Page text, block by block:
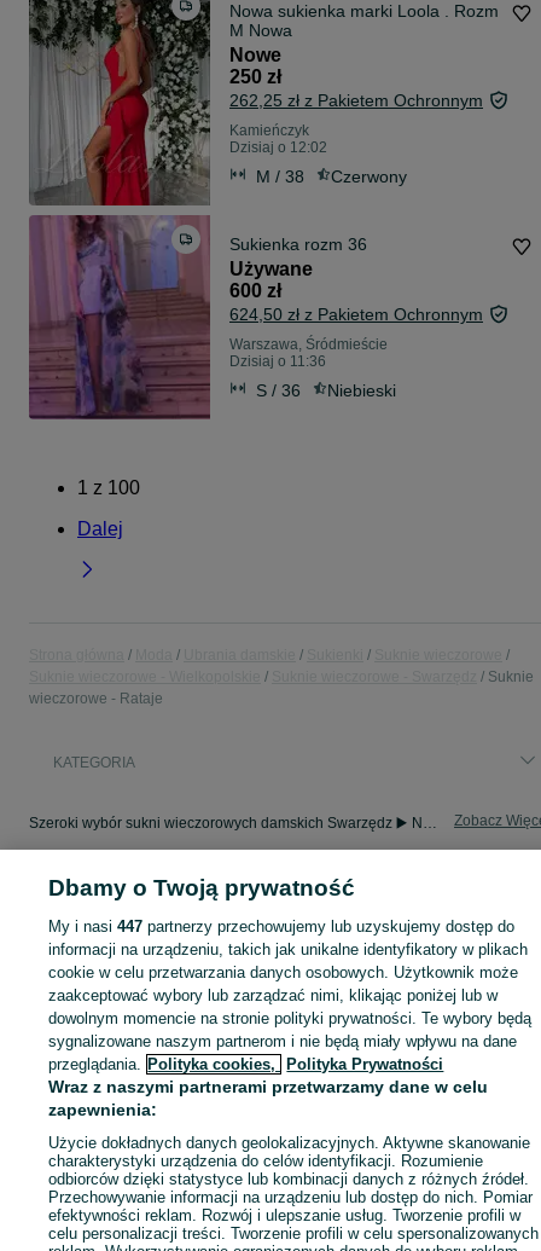
Nowa sukienka marki Loola . Rozm
M Nowa
Nowe
250 zł
262,25 zł z Pakietem Ochronnym
Kamieńczyk
Dzisiaj o 12:02
M / 38 Czerwony
Sukienka rozm 36
Używane
600 zł
624,50 zł z Pakietem Ochronnym
Warszawa, Śródmieście
Dzisiaj o 11:36
S / 36 Niebieski
1 z 100
Dalej
Suknie
wieczorowe - Rataje
KATEGORIA
Szeroki wybór sukni wieczorowych damskich Swarzędz ▶️ Nowe i używane w dobrych cenach ✌ Przeglądaj i wybierz najlepszą ofertę na OLX.pl! Zobacz
Mapa kategorii
Mapa miejscowości
Mapa ministron
Popularne wyszukiwania
Dbamy o Twoją prywatność
My i nasi447 partnerzy przechowujemy lub uzyskujemy dostęp do
informacji na urządzeniu, takich jak unikalne identyfikatory w plikach
cookie w celu przetwarzania danych osobowych. Użytkownik może
zaakceptować wybory lub zarządzać nimi, klikając poniżej lub w
dowolnym momencie na stronie polityki prywatności. Te wybory będą
sygnalizowane naszym partnerom i nie będą miały wpływu na dane
przeglądania. Polityka cookies, Polityka Prywatności
Wraz z naszymi partnerami przetwarzamy dane w celu
zapewnienia:
Użycie dokładnych danych geolokalizacyjnych. Aktywne skanowanie
charakterystyki urządzenia do celów identyfikacji. Rozumienie
odbiorców dzięki statystyce lub kombinacji danych z różnych źródeł.
Przechowywanie informacji na urządzeniu lub dostęp do nich. Pomiar
efektywności reklam. Rozwój i ulepszanie usług. Tworzenie profili w
celu personalizacji treści. Tworzenie profili w celu spersonalizowanych